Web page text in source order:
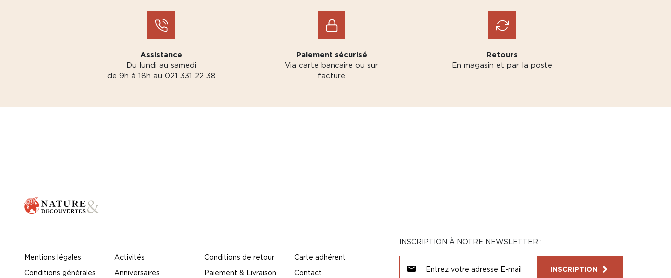
Assistance
Du lundi au samedi
de 9h à 18h au 021 331 22 38
Paiement sécurisé
Via carte bancaire ou sur
facture
Retours
En magasin et par la poste
Mentions légales
Conditions générales
Activités
Anniversaires
Conditions de retour
Paiement & Livraison
Carte adhérent
Contact
INSCRIPTION À NOTRE NEWSLETTER :
INSCRIPTION